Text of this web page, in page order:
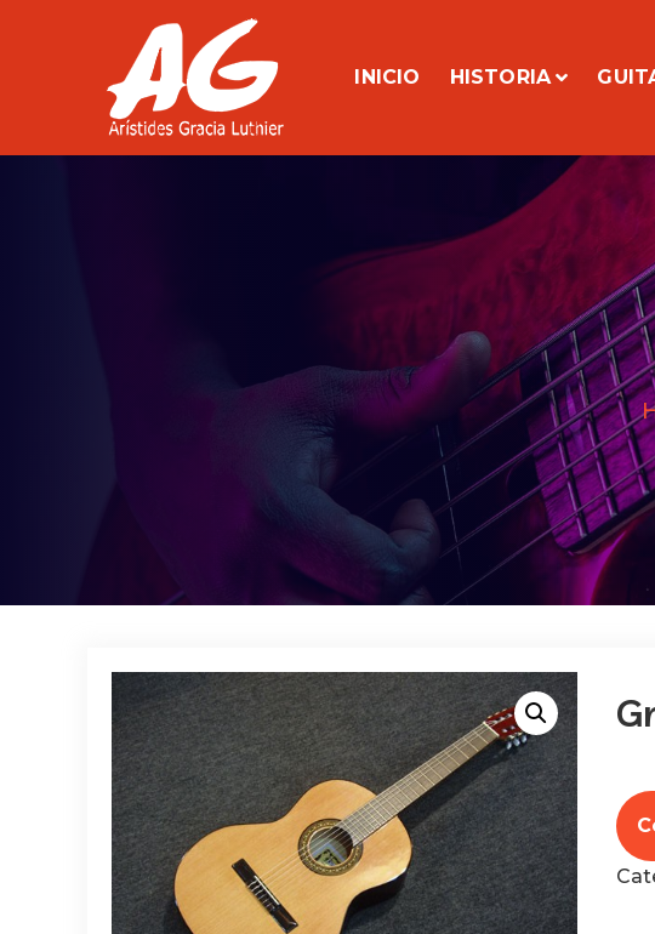
Aristides Gracia Luthier
Luthier – Calibración – Reparación
INICIO HISTORIA